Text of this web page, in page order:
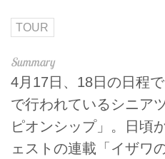
TOUR
4月17日、18日の日程
で行われているシニア
ピオンシップ」。日頃
ェストの連載「イザワ